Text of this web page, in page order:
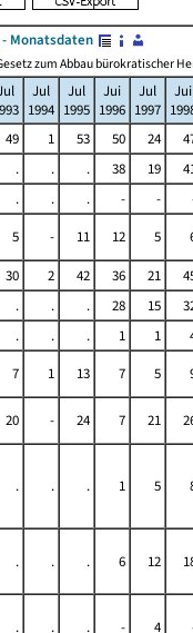
Monatsdaten
zum Abbau bürokratischer
Jul
1994
Jul
1995
Jui
1996
Jul
1997
Jui
49 1 53 50 24
. . . 38 19
. . . - -
5 - 11 12 5
30 2 42 36 21
. . . 28 15
. . . 1 1
7 1 13 7 5
20 - 24 7 21
. . . 1 5
. . . 6 12
. . . - 4